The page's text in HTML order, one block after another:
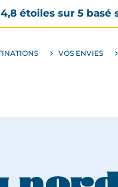
4,8 étoiles sur 5 basé
VOS ENVIES